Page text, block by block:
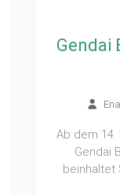
Gendai
Ab dem
Gendai
beinhaltet